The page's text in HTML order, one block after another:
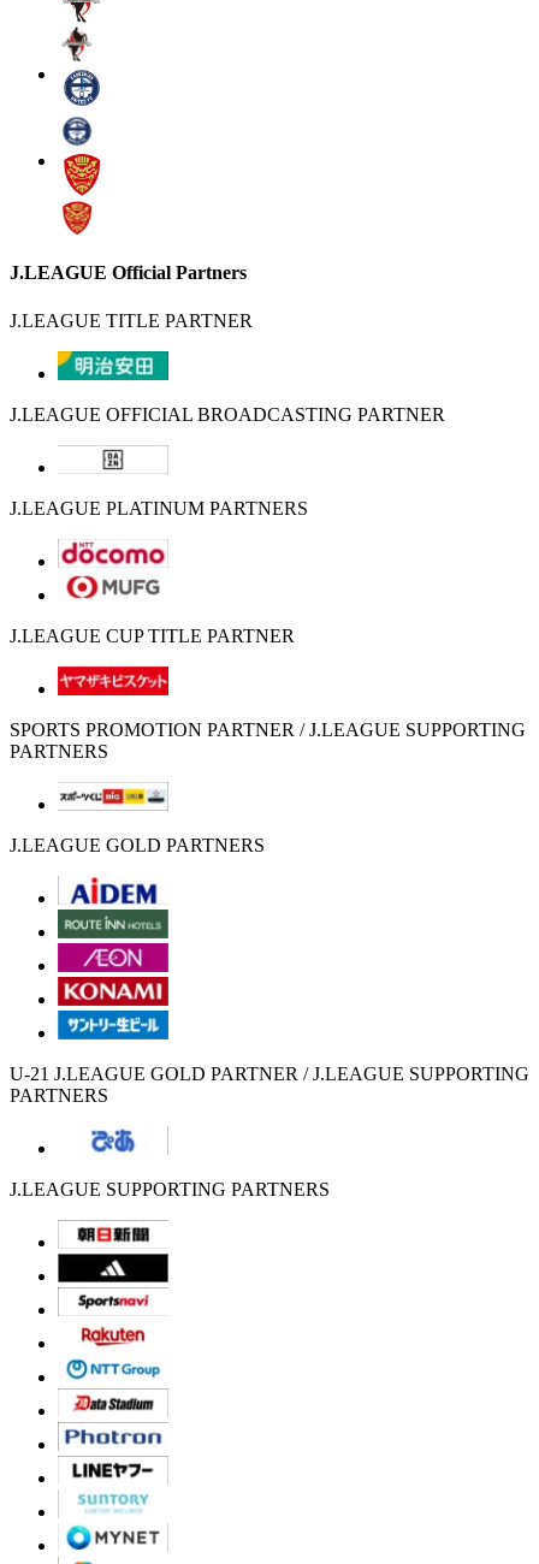
J.LEAGUE Official Partners
J.LEAGUE TITLE PARTNER
J.LEAGUE OFFICIAL BROADCASTING PARTNER
J.LEAGUE PLATINUM PARTNERS
J.LEAGUE CUP TITLE PARTNER
SPORTS PROMOTION PARTNER / J.LEAGUE SUPPORTING
PARTNERS
J.LEAGUE GOLD PARTNERS
U-21 J.LEAGUE GOLD PARTNER / J.LEAGUE SUPPORTING
PARTNERS
J.LEAGUE SUPPORTING PARTNERS